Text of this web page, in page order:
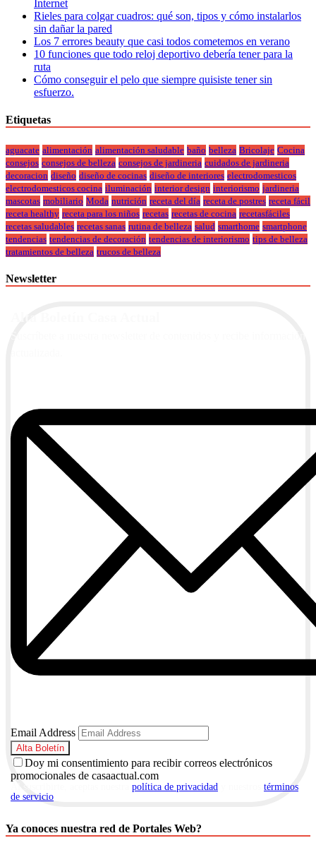
Internet
Rieles para colgar cuadros: qué son, tipos y cómo instalarlos
sin dañar la pared
Los 7 errores beauty que casi todos cometemos en verano
10 funciones que todo reloj deportivo debería tener para la
ruta
Cómo conseguir el pelo que siempre quisiste tener sin
esfuerzo.
Etiquetas
aguacate alimentación alimentación saludable baño belleza Bricolaje Cocina
consejos consejos de belleza consejos de jardineria cuidados de jardineria
decoracion diseño diseño de cocinas diseño de interiores electrodomesticos
electrodomesticos cocina iluminación interior design interiorismo jardineria
mascotas mobiliario Moda nutrición receta del día receta de postres receta fácil
receta healthy receta para los niños recetas recetas de cocina recetasfáciles
recetas saludables recetas sanas rutina de belleza salud smarthome smartphone
tendencias tendencias de decoración tendencias de interiorismo tips de belleza
tratamientos de belleza trucos de belleza
Newsletter
Email Address
Doy mi consentimiento para recibir correos electrónicos
promocionales de casaactual.com
política de privacidad
términos
de servicio
Ya conoces nuestra red de Portales Web?